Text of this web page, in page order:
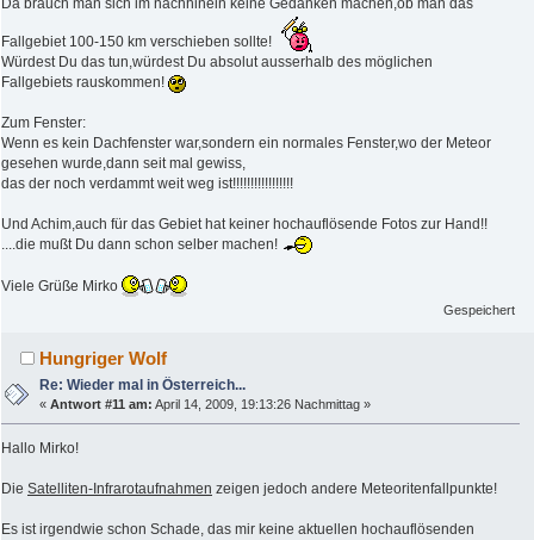
Da brauch man sich im nachhinein keine Gedanken machen,ob man das
Fallgebiet 100-150 km verschieben sollte!
Würdest Du das tun,würdest Du absolut ausserhalb des möglichen
Fallgebiets rauskommen!
Zum Fenster:
Wenn es kein Dachfenster war,sondern ein normales Fenster,wo der Meteor
gesehen wurde,dann seit mal gewiss,
das der noch verdammt weit weg ist!!!!!!!!!!!!!!!!!
Und Achim,auch für das Gebiet hat keiner hochauflösende Fotos zur Hand!!
....die mußt Du dann schon selber machen!
Viele Grüße Mirko
Gespeichert
Hungriger Wolf
Re: Wieder mal in Österreich...
«Antwort #11 am: April 14, 2009, 19:13:26 Nachmittag »
Hallo Mirko!
Die Satelliten-Infrarotaufnahmen zeigen jedoch andere Meteoritenfallpunkte!
Es ist irgendwie schon Schade, das mir keine aktuellen hochauflösenden